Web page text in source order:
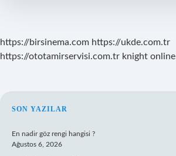
https://birsinema.com https://ukde.com.tr
https://ototamirservisi.com.tr knight online
SIDEBAR
SON YAZILAR
En nadir göz rengi hangisi ?
Ağustos 6, 2026